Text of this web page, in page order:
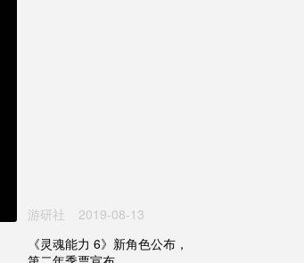
游研社
2019-08-13
《灵魂能力 6》新角色公布，